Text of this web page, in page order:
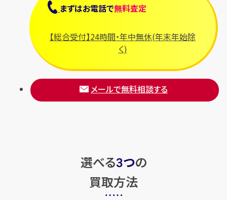
まずはお電話で無料査定
【総合受付】24時間・年中無休(年末年始除
く)
メールで無料相談する
選べる3つの
買取方法